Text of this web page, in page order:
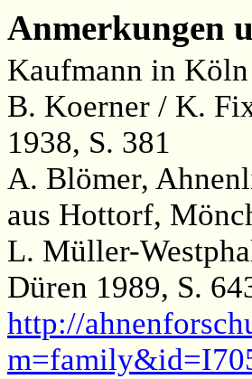
Anmerkungen
Kaufmann in Köln
B. Koerner / K.
1938, S. 381
A. Blömer,
aus Hottorf,
L. Müller-
Düren 1989, S.
http://